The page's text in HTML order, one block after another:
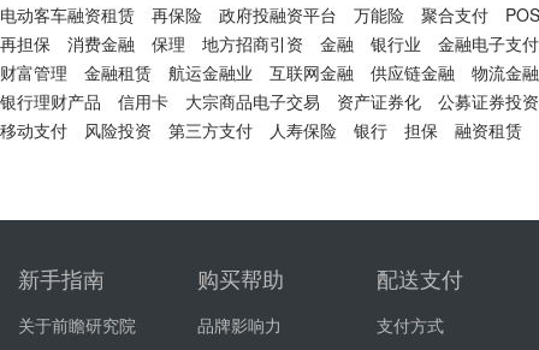
电动客车融资租赁
再保险 政府投融资平台 万能险 聚合支付
再担保
消费金融 保理 地方招商引资 金融 银行业
金融电子支
财富管理
金融租赁 航运金融业 互联网金融 供应链金融
物流金融
银行理财产品
信用卡 大宗商品电子交易 资产证券化
公募证券投
移动支付
风险投资 第三方支付 人寿保险 银行 担保 融资租赁
新手指南
关于前瞻研究院
购买帮助
品牌影响力
配送支付
支付方式